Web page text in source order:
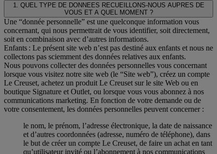
1. QUEL TYPE DE DONNEES RECUEILLONS-NOUS AUPRES DE
VOUS ET A QUEL MOMENT ?
Une “donnée personnelle” est une quelconque information vous
concernant, qui nous permettrait de vous identifier, soit directement,
soit en combinaison avec d’autres informations.
Enfants : Le présent site web n’est pas destiné aux enfants et nous ne
collectons pas sciemment des données relatives aux enfants.
Nous pouvons collecter des données personnelles vous concernant
lorsque vous visitez notre site web (le “Site web”), créez un compte
Le Creuset, achetez un produit Le Creuset sur le site Web ou en
boutique Signature et Outlet, ou lorsque vous vous abonnez à nos
communications marketing. En fonction de votre demande ou de
votre consentement, les données personnelles peuvent concerner :
le nom, le prénom, l’adresse électronique, la date de naissance
et d’autres coordonnées (adresse, numéro de téléphone), dans
le but de créer un compte Le Creuset, de faire un achat en tant
qu’utilisateur invité ou l’abonnement à nos communications